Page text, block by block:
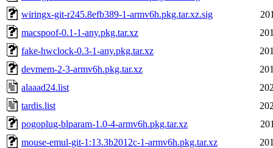
wiringx-git-r245.8efb389-1-armv6h.pkg.tar.xz.sig
macspoof-0.1-1-any.pkg.tar.xz
fake-hwclock-0.3-1-any.pkg.tar.xz
devmem-2-3-armv6h.pkg.tar.xz
alaaad24.list
tardis.list
pogoplug-blparam-1.0-4-armv6h.pkg.tar.xz
mouse-emul-git-1:13.3b2012c-1-armv6h.pkg.tar.xz